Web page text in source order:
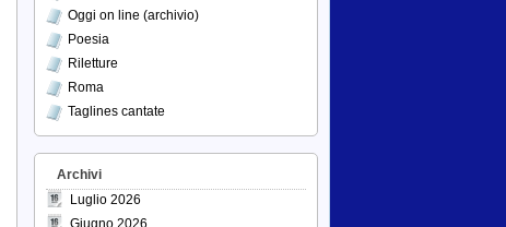
Oggi on line (archivio)
Poesia
Riletture
Roma
Taglines cantate
Archivi
Luglio 2026
Giugno 2026